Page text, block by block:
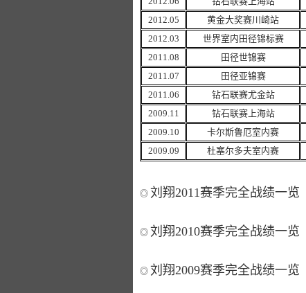
2012.05
黄金大奖赛川崎站
2012.03
世界室内田径锦标赛
2011.08
田径世锦赛
2011.07
田径亚锦赛
2011.06
钻石联赛尤金站
2009.11
钻石联赛上海站
2009.10
卡尔斯鲁厄室内赛
2009.09
杜塞尔多夫室内赛
◎ 刘翔2011赛季完全战绩一览
◎ 刘翔2010赛季完全战绩一览
◎ 刘翔2009赛季完全战绩一览